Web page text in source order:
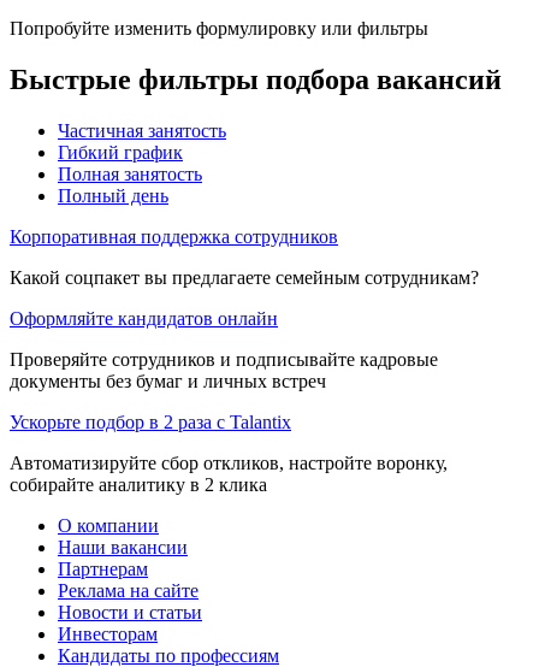
Попробуйте изменить формулировку или фильтры
Быстрые фильтры подбора вакансий
Частичная занятость
Гибкий график
Полная занятость
Полный день
Корпоративная поддержка сотрудников
Какой соцпакет вы предлагаете семейным сотрудникам?
Оформляйте кандидатов онлайн
Проверяйте сотрудников и подписывайте кадровые
документы без бумаг и личных встреч
Ускорьте подбор в 2 раза с Talantix
Автоматизируйте сбор откликов, настройте воронку,
собирайте аналитику в 2 клика
О компании
Наши вакансии
Партнерам
Реклама на сайте
Новости и статьи
Инвесторам
Кандидаты по профессиям